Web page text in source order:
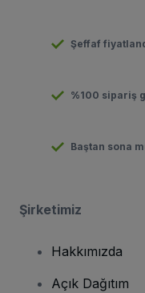
Şeffaf
%100 sipariş
Baştan sona
Şirketimiz
Hakkımızda
Açık Dağıtım